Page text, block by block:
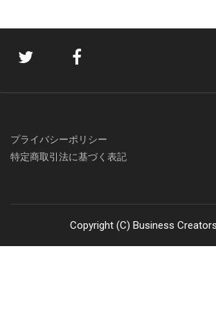
プライバシーポリシー
特定商取引法に基づく表記
Copyright (C) Business